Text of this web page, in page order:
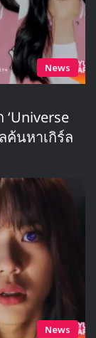
News
ค้นหาเกิร์ล
News